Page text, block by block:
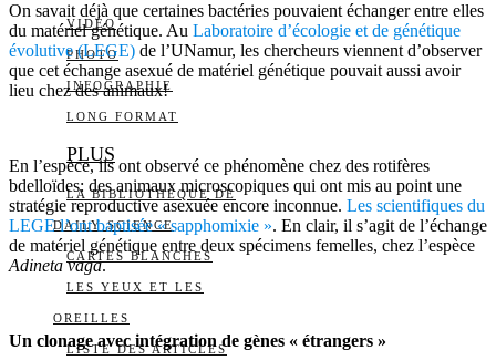
VIDÉO
PHOTO
INFOGRAPHIE
LONG FORMAT
PLUS
LA BIBLIOTHÈQUE DE
DAILY SCIENCE
CARTES BLANCHES
LES YEUX ET LES
OREILLES
LISTE DES ARTICLES
On savait déjà que certaines bactéries pouvaient échanger entre elles
du matériel génétique. Au Laboratoire d’écologie et de génétique
évolutive (LEGE) de l’UNamur, les chercheurs viennent d’observer
que cet échange asexué de matériel génétique pouvait aussi avoir
lieu chez des animaux!
En l’espèce, ils ont observé ce phénomène chez des rotifères
bdelloïdes: des animaux microscopiques qui ont mis au point une
stratégie reproductive asexuée encore inconnue. Les scientifiques du
LEGE l’ont baptisée « sapphomixie ». En clair, il s’agit de l’échange
de matériel génétique entre deux spécimens femelles, chez l’espèce
Adineta vaga.
Un clonage avec intégration de gènes « étrangers »